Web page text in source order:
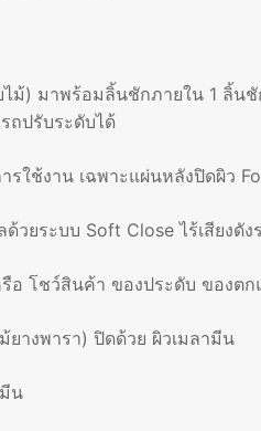
ไม้) มาพร้อมลิ้นชักภายใน 1 ลิ้
ถปรับระดับได้
ใช้งาน เฉพาะแผ่นหลังปิดผิว
วยระบบ Soft Close ไร้เสียงดัง
รือ โชว์สินค้า ของประดับ ของต
ยางพารา) ปิดด้วย ผิวเมลามีน
น